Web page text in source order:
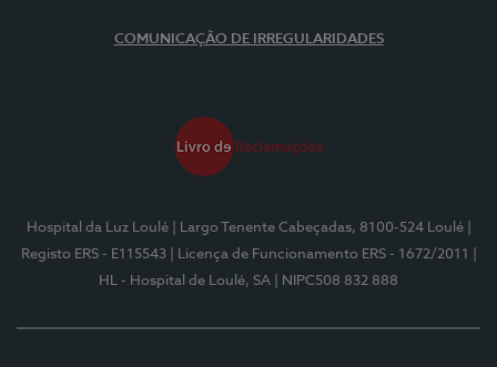
COMUNICAÇÃO DE IRREGULARIDADES
Hospital da Luz Loulé | Largo Tenente Cabeçadas, 8100-524 Loulé
Registo ERS - E115543
| Licença de Funcionamento ERS - 1672/2011
HL - Hospital de Loulé, SA
| NIPC508 832 888